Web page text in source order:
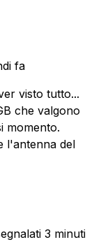
fa
visto tutto...
che valgono
momento.
l'antenna del
3 minuti